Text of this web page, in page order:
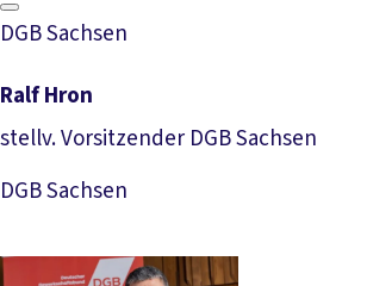
DGB Sachsen
Ralf Hron
stellv. Vorsitzender DGB Sachsen
DGB Sachsen